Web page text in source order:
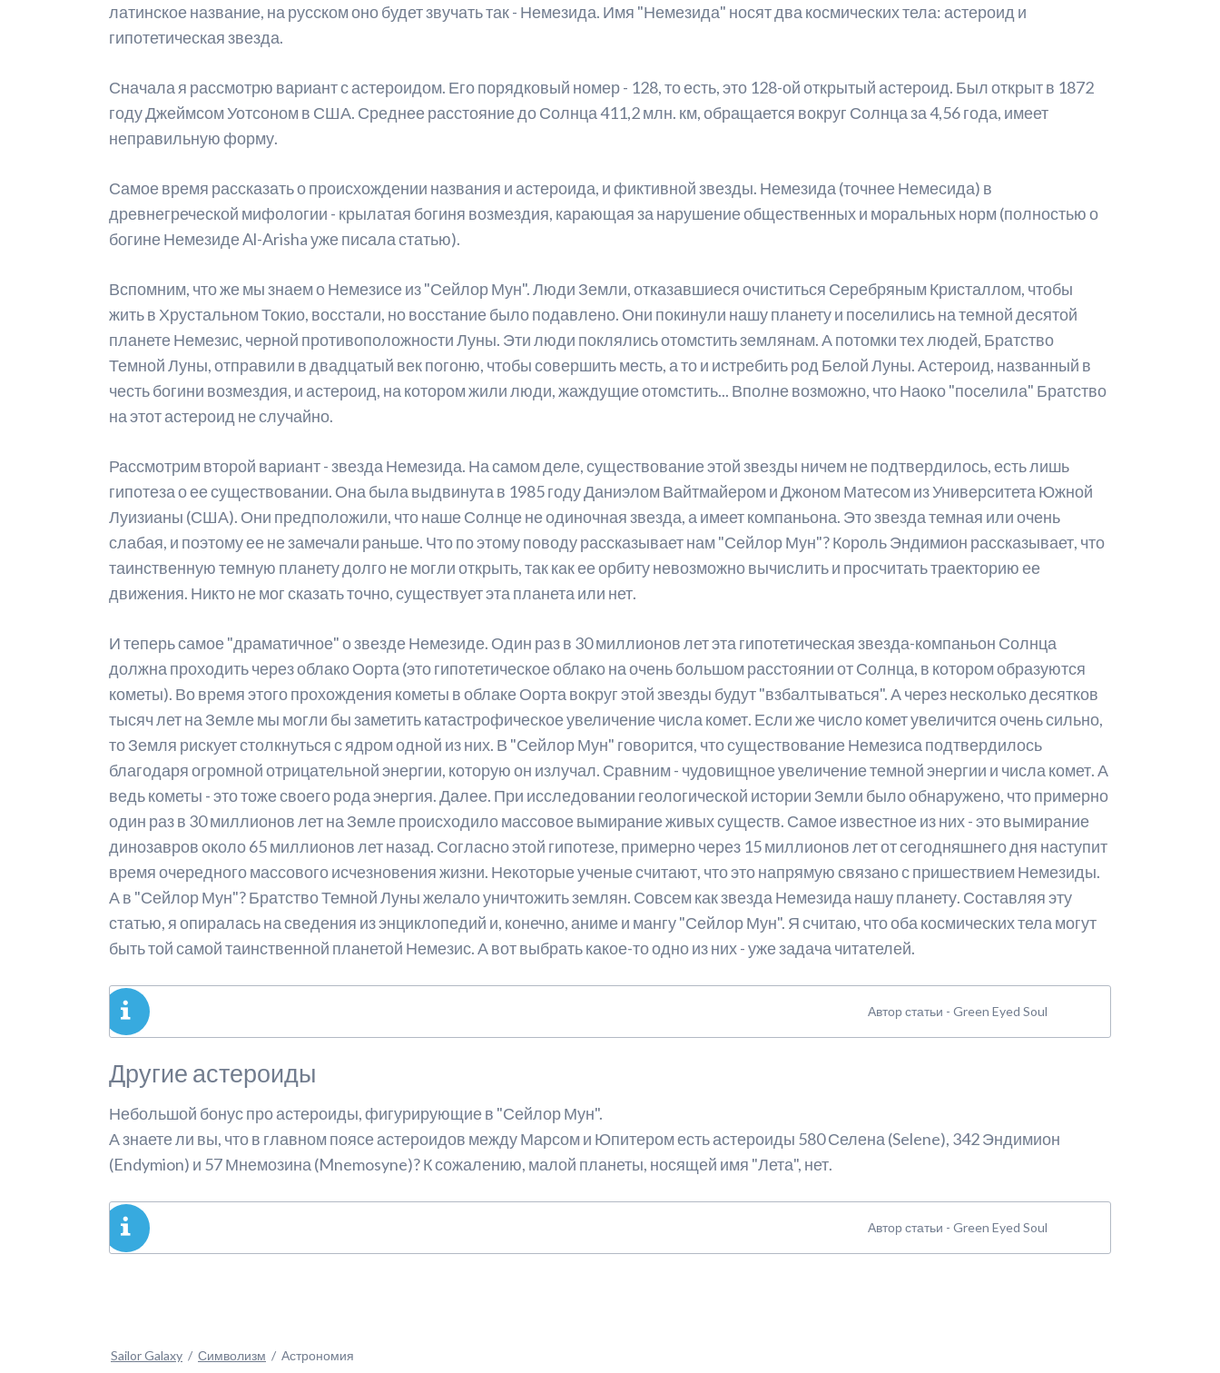
латинское название, на русском оно будет звучать так - Немезида. Имя "Немезида" носят два космических тела: астероид и
гипотетическая звезда.
Сначала я рассмотрю вариант с астероидом. Его порядковый номер - 128, то есть, это 128-ой открытый астероид. Был открыт в 1872
году Джеймсом Уотсоном в США. Среднее расстояние до Солнца 411,2 млн. км, обращается вокруг Солнца за 4,56 года, имеет
неправильную форму.
Самое время рассказать о происхождении названия и астероида, и фиктивной звезды. Немезида (точнее Немесида) в
древнегреческой мифологии - крылатая богиня возмездия, карающая за нарушение общественных и моральных норм (полностью о
богине Немезиде Al-Arisha уже писала статью).
Вспомним, что же мы знаем о Немезисе из "Сейлор Мун". Люди Земли, отказавшиеся очиститься Серебряным Кристаллом, чтобы
жить в Хрустальном Токио, восстали, но восстание было подавлено. Они покинули нашу планету и поселились на темной десятой
планете Немезис, черной противоположности Луны. Эти люди поклялись отомстить землянам. А потомки тех людей, Братство
Темной Луны, отправили в двадцатый век погоню, чтобы совершить месть, а то и истребить род Белой Луны. Астероид, названный в
честь богини возмездия, и астероид, на котором жили люди, жаждущие отомстить... Вполне возможно, что Наоко "поселила" Братство
на этот астероид не случайно.
Рассмотрим второй вариант - звезда Немезида. На самом деле, существование этой звезды ничем не подтвердилось, есть лишь
гипотеза о ее существовании. Она была выдвинута в 1985 году Даниэлом Вайтмайером и Джоном Матесом из Университета Южной
Луизианы (США). Они предположили, что наше Солнце не одиночная звезда, а имеет компаньона. Это звезда темная или очень
слабая, и поэтому ее не замечали раньше. Что по этому поводу рассказывает нам "Сейлор Мун"? Король Эндимион рассказывает, что
таинственную темную планету долго не могли открыть, так как ее орбиту невозможно вычислить и просчитать траекторию ее
движения. Никто не мог сказать точно, существует эта планета или нет.
И теперь самое "драматичное" о звезде Немезиде. Один раз в 30 миллионов лет эта гипотетическая звезда-компаньон Солнца
должна проходить через облако Оорта (это гипотетическое облако на очень большом расстоянии от Солнца, в котором образуются
кометы). Во время этого прохождения кометы в облаке Оорта вокруг этой звезды будут "взбалтываться". А через несколько десятков
тысяч лет на Земле мы могли бы заметить катастрофическое увеличение числа комет. Если же число комет увеличится очень сильно,
то Земля рискует столкнуться с ядром одной из них. В "Сейлор Мун" говорится, что существование Немезиса подтвердилось
благодаря огромной отрицательной энергии, которую он излучал. Сравним - чудовищное увеличение темной энергии и числа комет. А
ведь кометы - это тоже своего рода энергия. Далее. При исследовании геологической истории Земли было обнаружено, что примерно
один раз в 30 миллионов лет на Земле происходило массовое вымирание живых существ. Самое известное из них - это вымирание
динозавров около 65 миллионов лет назад. Согласно этой гипотезе, примерно через 15 миллионов лет от сегодняшнего дня наступит
время очередного массового исчезновения жизни. Некоторые ученые считают, что это напрямую связано с пришествием Немезиды.
А в "Сейлор Мун"? Братство Темной Луны желало уничтожить землян. Совсем как звезда Немезида нашу планету. Составляя эту
статью, я опиралась на сведения из энциклопедий и, конечно, аниме и мангу "Сейлор Мун". Я считаю, что оба космических тела могут
быть той самой таинственной планетой Немезис. А вот выбрать какое-то одно из них - уже задача читателей.
Автор статьи - Green Eyed Soul
Другие астероиды
Небольшой бонус про астероиды, фигурирующие в "Сейлор Мун".
А знаете ли вы, что в главном поясе астероидов между Марсом и Юпитером есть астероиды 580 Селена (Selene), 342 Эндимион
(Endymion) и 57 Мнемозина (Mnemosyne)? К сожалению, малой планеты, носящей имя "Лета", нет.
Автор статьи - Green Eyed Soul
Sailor Galaxy Символизм Астрономия